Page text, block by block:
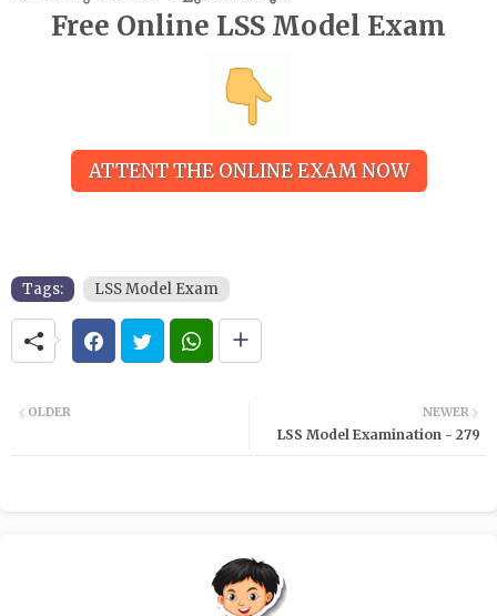
Free Online LSS Model Exam
ATTENT THE ONLINE EXAM NOW
Tags: LSS Model Exam
NEWER
LSS Model Examination - 279
OLDER